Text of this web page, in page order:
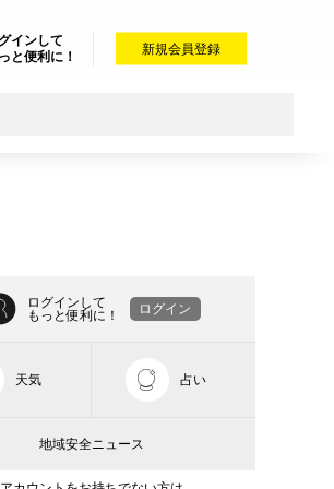
インして
と便利に！
新規会員登録
ログインして
もっと便利に！
ログイン
天気 占い
地域安全ニュース